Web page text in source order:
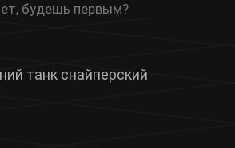
будешь первым?
танк снайперский